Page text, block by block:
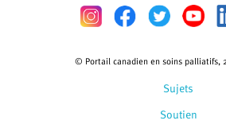
Sujets
Soutien
© Portail canadien en soins palliatifs,